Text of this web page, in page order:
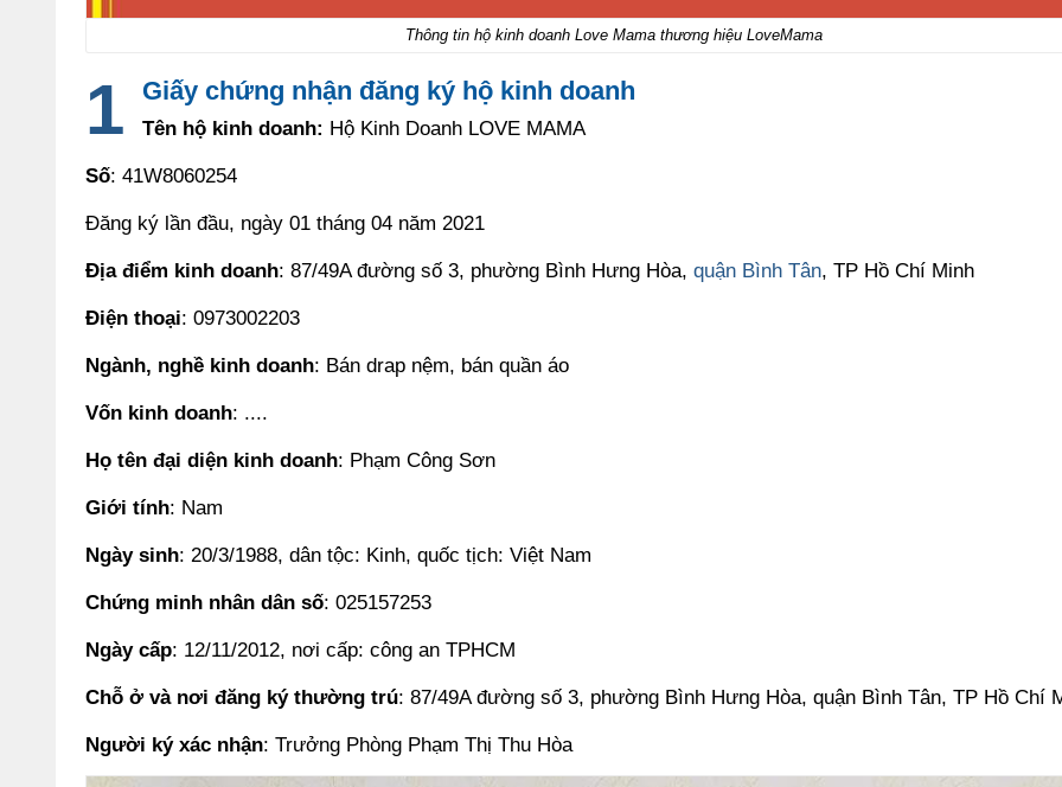
Thông tin hộ kinh doanh Love Mama thương hiệu LoveMama
Giấy chứng nhận đăng ký hộ kinh doanh
Tên hộ kinh doanh: Hộ Kinh Doanh LOVE MAMA
Số: 41W8060254
Đăng ký lần đầu, ngày 01 tháng 04 năm 2021
Địa điểm kinh doanh: 87/49A đường số 3, phường Bình Hưng Hòa, quận Bình Tân, TP Hồ Chí Minh
Điện thoại: 0973002203
Ngành, nghề kinh doanh: Bán drap nệm, bán quần áo
Vốn kinh doanh: ....
Họ tên đại diện kinh doanh: Phạm Công Sơn
Giới tính: Nam
Ngày sinh: 20/3/1988, dân tộc: Kinh, quốc tịch: Việt Nam
Chứng minh nhân dân số: 025157253
Ngày cấp: 12/11/2012, nơi cấp: công an TPHCM
Chỗ ở và nơi đăng ký thường trú: 87/49A đường số 3, phường Bình Hưng Hòa, quận Bình Tân, TP Hồ Chí
Người ký xác nhận: Trưởng Phòng Phạm Thị Thu Hòa